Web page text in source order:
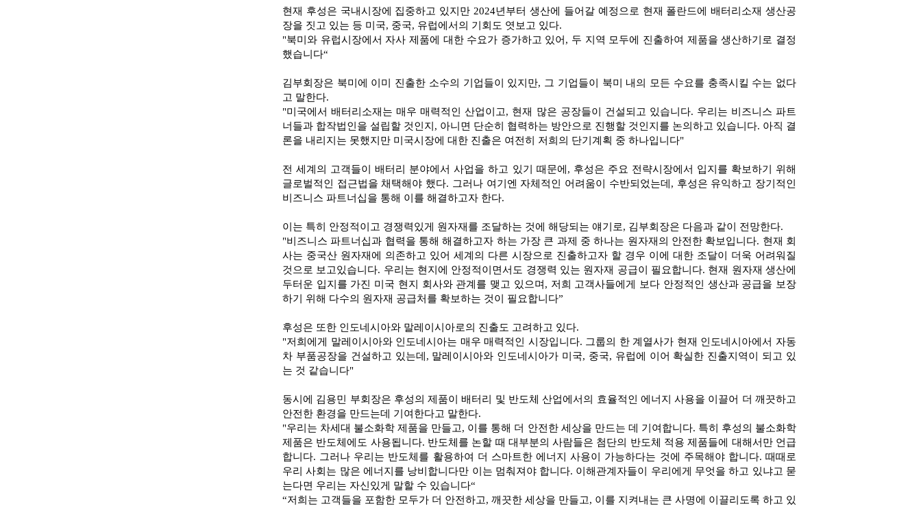
현재 후성은 국내시장에 집중하고 있지만 2024년부터 생산에 들어갈 예정으로 현재 폴란드에 배터리소재 생산공
장을 짓고 있는 등 미국, 중국, 유럽에서의 기회도 엿보고 있다.
"북미와 유럽시장에서 자사 제품에 대한 수요가 증가하고 있어, 두 지역 모두에 진출하여 제품을 생산하기로 결정
했습니다“
김부회장은 북미에 이미 진출한 소수의 기업들이 있지만, 그 기업들이 북미 내의 모든 수요를 충족시킬 수는 없다
고 말한다.
"미국에서 배터리소재는 매우 매력적인 산업이고, 현재 많은 공장들이 건설되고 있습니다. 우리는 비즈니스 파트
너들과 합작법인을 설립할 것인지, 아니면 단순히 협력하는 방안으로 진행할 것인지를 논의하고 있습니다. 아직 결
론을 내리지는 못했지만 미국시장에 대한 진출은 여전히 저희의 단기계획 중 하나입니다"
전 세계의 고객들이 배터리 분야에서 사업을 하고 있기 때문에, 후성은 주요 전략시장에서 입지를 확보하기 위해
글로벌적인 접근법을 채택해야 했다. 그러나 여기엔 자체적인 어려움이 수반되었는데, 후성은 유익하고 장기적인
비즈니스 파트너십을 통해 이를 해결하고자 한다.
이는 특히 안정적이고 경쟁력있게 원자재를 조달하는 것에 해당되는 얘기로, 김부회장은 다음과 같이 전망한다.
"비즈니스 파트너십과 협력을 통해 해결하고자 하는 가장 큰 과제 중 하나는 원자재의 안전한 확보입니다. 현재 회
사는 중국산 원자재에 의존하고 있어 세계의 다른 시장으로 진출하고자 할 경우 이에 대한 조달이 더욱 어려워질
것으로 보고있습니다. 우리는 현지에 안정적이면서도 경쟁력 있는 원자재 공급이 필요합니다. 현재 원자재 생산에
두터운 입지를 가진 미국 현지 회사와 관계를 맺고 있으며, 저희 고객사들에게 보다 안정적인 생산과 공급을 보장
하기 위해 다수의 원자재 공급처를 확보하는 것이 필요합니다”
후성은 또한 인도네시아와 말레이시아로의 진출도 고려하고 있다.
"저희에게 말레이시아와 인도네시아는 매우 매력적인 시장입니다. 그룹의 한 계열사가 현재 인도네시아에서 자동
차 부품공장을 건설하고 있는데, 말레이시아와 인도네시아가 미국, 중국, 유럽에 이어 확실한 진출지역이 되고 있
는 것 같습니다"
동시에 김용민 부회장은 후성의 제품이 배터리 및 반도체 산업에서의 효율적인 에너지 사용을 이끌어 더 깨끗하고
안전한 환경을 만드는데 기여한다고 말한다.
"우리는 차세대 불소화학 제품을 만들고, 이를 통해 더 안전한 세상을 만드는 데 기여합니다. 특히 후성의 불소화학
제품은 반도체에도 사용됩니다. 반도체를 논할 때 대부분의 사람들은 첨단의 반도체 적용 제품들에 대해서만 언급
합니다. 그러나 우리는 반도체를 활용하여 더 스마트한 에너지 사용이 가능하다는 것에 주목해야 합니다. 때때로
우리 사회는 많은 에너지를 낭비합니다만 이는 멈춰져야 합니다. 이해관계자들이 우리에게 무엇을 하고 있냐고 묻
는다면 우리는 자신있게 말할 수 있습니다“
“저희는 고객들을 포함한 모두가 더 안전하고, 깨끗한 세상을 만들고, 이를 지켜내는 큰 사명에 이끌리도록 하고 있